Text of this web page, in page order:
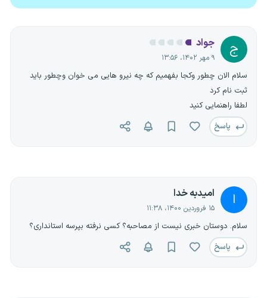
ج جواد
۹ مهر ۱۴۰۲، ۱۳:۵۶
سلام الان چطور وکجا بفهمیم که چه نیرو هایی می خوان وچطور باید
ثبت نام کرد
لطفا راهنمایی کنید
پاسخ
ا امیدبه خدا
۱۵ فروردین ۱۴۰۰، ۱۱:۳۸
سلام. دوستان خبری نیست از مصاحبه؟ کسی نرفته بپرسه استانداری؟
پاسخ